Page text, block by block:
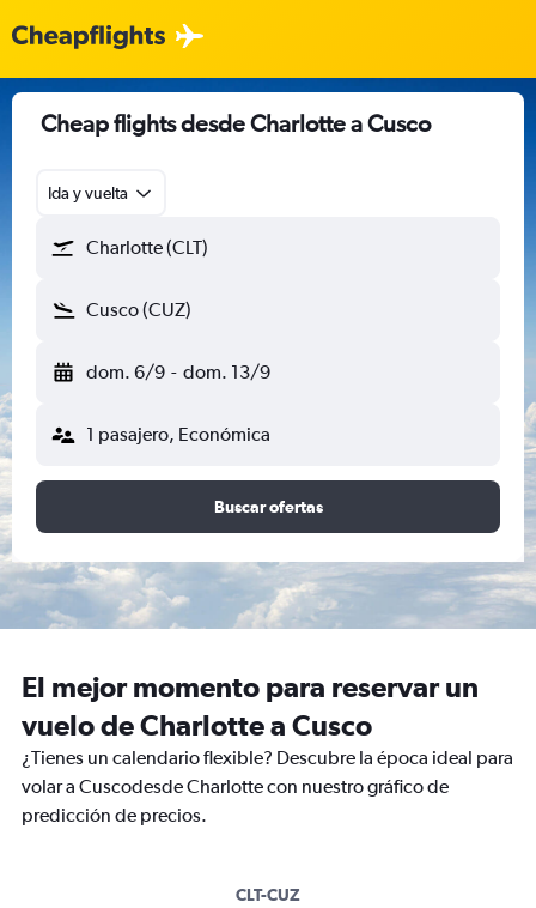
Cheap flights desde Charlotte a Cusco
Ida y vuelta
Charlotte (CLT)
Cusco (CUZ)
dom. 6/9 - dom. 13/9
1 pasajero, Económica
Buscar ofertas
El mejor momento para reservar un
vuelo de Charlotte a Cusco
¿Tienes un calendario flexible? Descubre la época ideal para
volar a Cuscodesde Charlotte con nuestro gráfico de
predicción de precios.
CLT-CUZ